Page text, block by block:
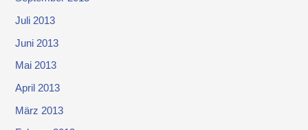
Juli 2013
Juni 2013
Mai 2013
April 2013
März 2013